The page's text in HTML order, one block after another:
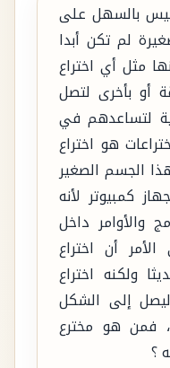
ليس بالسهل على
لم تكن أبدا
مثل أي اختراع
أو بأخرى لتصل
لتساعدهم في
هو اختراع
الجسم الصغير
كمبيوتر لأنه
والأوامر داخل
أن اختراع
ولكنه اختراع
إلى الشكل
، فمن هو مخترع
؟